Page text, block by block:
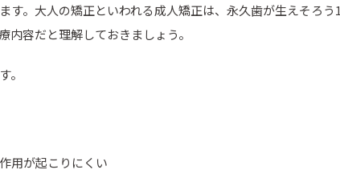
す。大人の矯正といわれる成人矯正は、永久歯が生えそろ
容だと理解しておきましょう。
。
用が起こりにくい